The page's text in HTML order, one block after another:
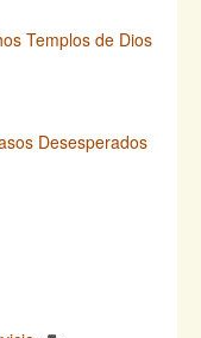
Templos de Dios
Desesperados